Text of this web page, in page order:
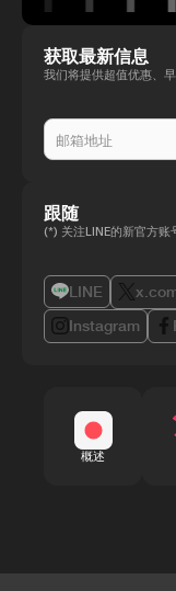
获取最新信息
我们将提供超值优惠、
跟随
(*) 关注LINE的新官方账
LINE
Instagram
概述